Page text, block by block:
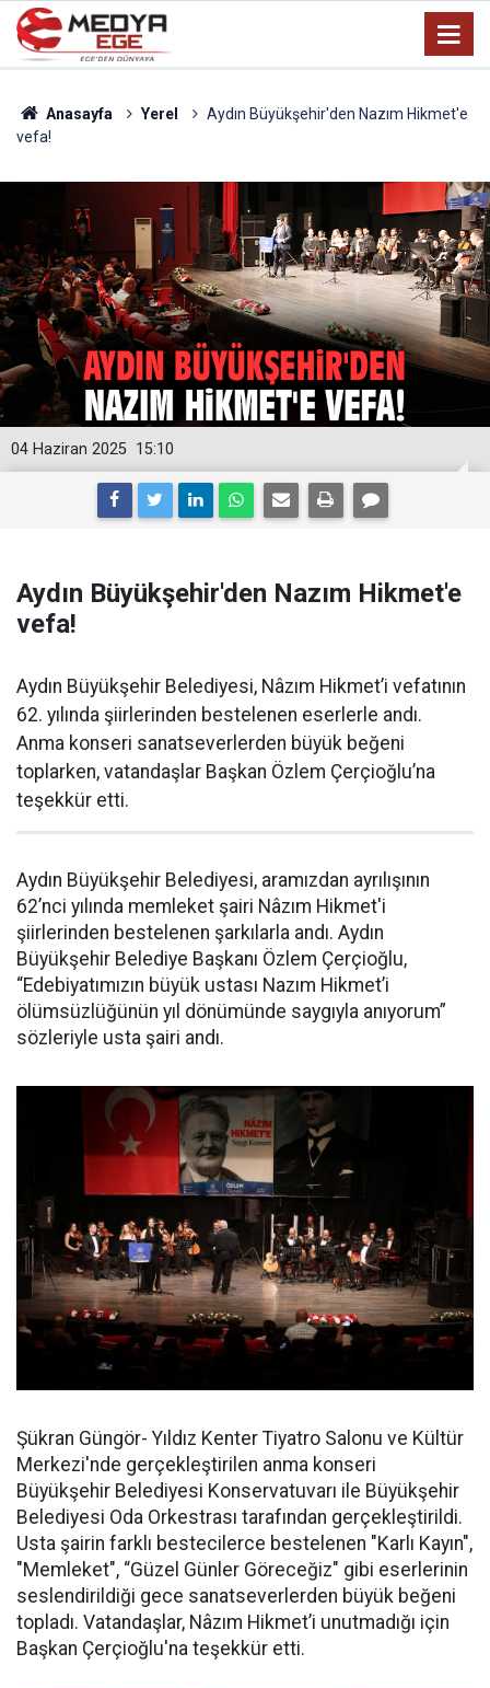
Anasayfa Yerel
Aydın Büyükşehir'den Nazım Hikmet'e
vefa!
15:10
04 Haziran 2025
Aydın Büyükşehir'den Nazım Hikmet'e
vefa!
Aydın Büyükşehir Belediyesi, Nâzım Hikmet’i vefatının
62. yılında şiirlerinden bestelenen eserlerle andı.
Anma konseri sanatseverlerden büyük beğeni
toplarken, vatandaşlar Başkan Özlem Çerçioğlu’na
teşekkür etti.
Aydın Büyükşehir Belediyesi, aramızdan ayrılışının
62’nci yılında memleket şairi Nâzım Hikmet'i
şiirlerinden bestelenen şarkılarla andı. Aydın
Büyükşehir Belediye Başkanı Özlem Çerçioğlu,
“Edebiyatımızın büyük ustası Nazım Hikmet’i
ölümsüzlüğünün yıl dönümünde saygıyla anıyorum”
sözleriyle usta şairi andı.
Şükran Güngör- Yıldız Kenter Tiyatro Salonu ve Kültür
Merkezi'nde gerçekleştirilen anma konseri
Büyükşehir Belediyesi Konservatuvarı ile Büyükşehir
Belediyesi Oda Orkestrası tarafından gerçekleştirildi.
Usta şairin farklı bestecilerce bestelenen "Karlı Kayın",
"Memleket", “Güzel Günler Göreceğiz" gibi eserlerinin
seslendirildiği gece sanatseverlerden büyük beğeni
topladı. Vatandaşlar, Nâzım Hikmet’i unutmadığı için
Başkan Çerçioğlu'na teşekkür etti.